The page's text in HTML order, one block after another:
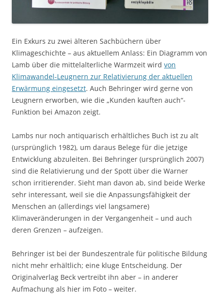
Ein Exkurs zu zwei älteren Sachbüchern über
Klimageschichte – aus aktuellem Anlass: Ein Diagramm von
Lamb über die mittelalterliche Warmzeit wird von
Klimawandel-Leugnern zur Relativierung der aktuellen
Erwärmung eingesetzt. Auch Behringer wird gerne von
Leugnern erworben, wie die „Kunden kauften auch“-
Funktion bei Amazon zeigt.
Lambs nur noch antiquarisch erhältliches Buch ist zu alt
(ursprünglich 1982), um daraus Belege für die jetzige
Entwicklung abzuleiten. Bei Behringer (ursprünglich 2007)
sind die Relativierung und der Spott über die Warner
schon irritierender. Sieht man davon ab, sind beide Werke
sehr interessant, weil sie die Anpassungsfähigkeit der
Menschen an (allerdings viel langsamere)
Klimaveränderungen in der Vergangenheit – und auch
deren Grenzen – aufzeigen.
Behringer ist bei der Bundeszentrale für politische Bildung
nicht mehr erhältlich; eine kluge Entscheidung. Der
Originalverlag Beck vertreibt ihn aber – in anderer
Aufmachung als hier im Foto – weiter.